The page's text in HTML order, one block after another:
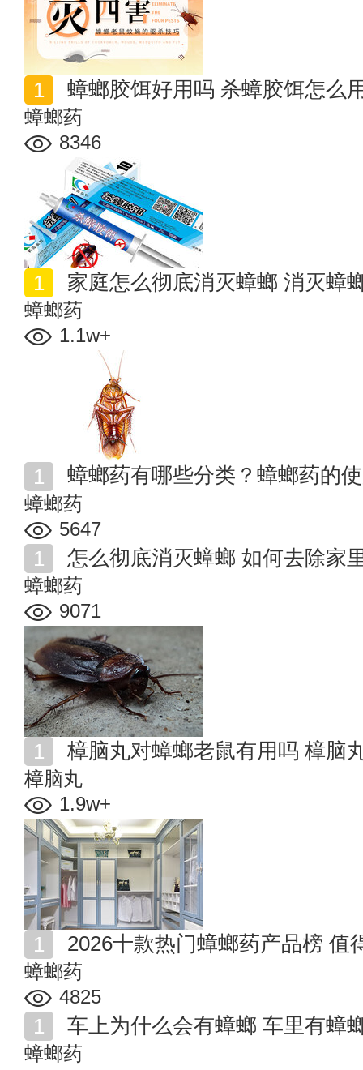
蟑螂胶饵好用吗 杀蟑胶饵怎么
蟑螂药
8346
家庭怎么彻底消灭蟑螂 消灭蟑
蟑螂药
1.1w+
蟑螂药有哪些分类？蟑螂药的
蟑螂药
5647
怎么彻底消灭蟑螂 如何去除家
蟑螂药
9071
樟脑丸对蟑螂老鼠有用吗 樟脑
樟脑丸
1.9w+
2026十款热门蟑螂药产品榜 值
蟑螂药
4825
车上为什么会有蟑螂 车里有蟑
蟑螂药